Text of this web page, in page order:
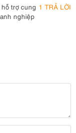
trợ cung
nghiệp
1 TRẢ LỜI